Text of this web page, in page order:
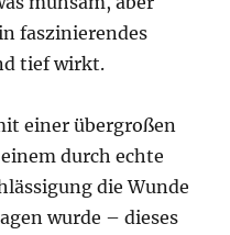
faszinierendes
tief wirkt.
einer übergroßen
durch echte
die Wunde
wurde – dieses